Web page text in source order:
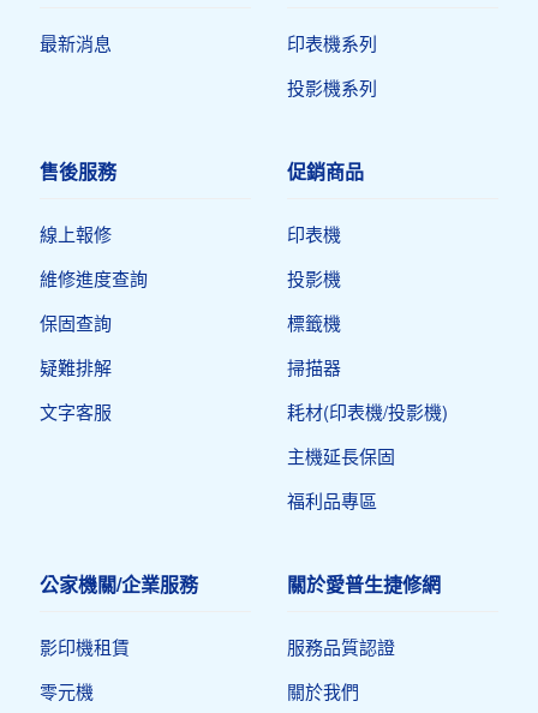
最新消息
印表機系列
投影機系列
售後服務
線上報修
維修進度查詢
保固查詢
疑難排解
文字客服
促銷商品
印表機​
投影機
標籤機
掃描器
耗材(印表機/投影機)
主機延長保固
福利品專區
公家機關/企業服務
影印機租賃
零元機
關於愛普生捷修網
服務品質認證
關於我們